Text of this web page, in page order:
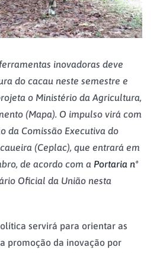
inovadoras deve
do cacau neste semestre e
o Ministério da Agricultura,
(Mapa). O impulso virá com
da Comissão Executiva do
(Ceplac), que entrará em
de acordo com a Portaria nº
Oficial da União nesta
servirá para orientar as
promoção da inovação por